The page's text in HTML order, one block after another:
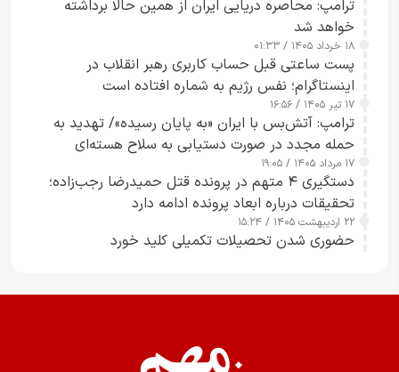
ترامپ: محاصره دریایی ایران از همین حالا برداشته
خواهد شد
۱۸ خرداد ۱۴۰۵ / ۰۱:۳۳
پست ساعتی قبل حساب کاربری رهبر انقلاب در
اینستاگرام؛ نفس رژیم به شماره افتاده است​
۱۷ تیر ۱۴۰۵ / ۱۶:۵۶
ترامپ: آتش‌بس با ایران «به پایان رسیده»/ تهدید به
حمله مجدد در صورت دستیابی به سلاح هسته‌ای
۱۷ مرداد ۱۴۰۵ / ۱۹:۰۵
دستگیری ۴ متهم در پرونده قتل حمیدرضا رجب‌زاده؛
تحقیقات درباره ابعاد پرونده ادامه دارد
۲۲ اردیبهشت ۱۴۰۵ / ۱۵:۲۴
حضوری شدن تحصیلات تکمیلی کلید خورد